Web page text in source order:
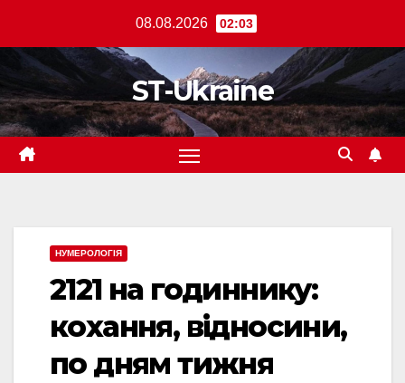
вмісту
08.08.2026 02:03
ST-Ukraine
НУМЕРОЛОГІЯ
2121 на годиннику:
кохання, відносини,
по дням тижня